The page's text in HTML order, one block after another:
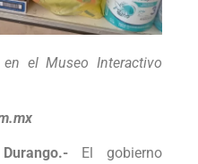
el Museo Interactivo
El gobierno